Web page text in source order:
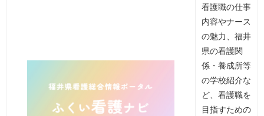
看護職の仕事
内容やナース
の魅力、福井
県の看護関
係・養成所等
の学校紹介な
ど、看護職を
目指すための